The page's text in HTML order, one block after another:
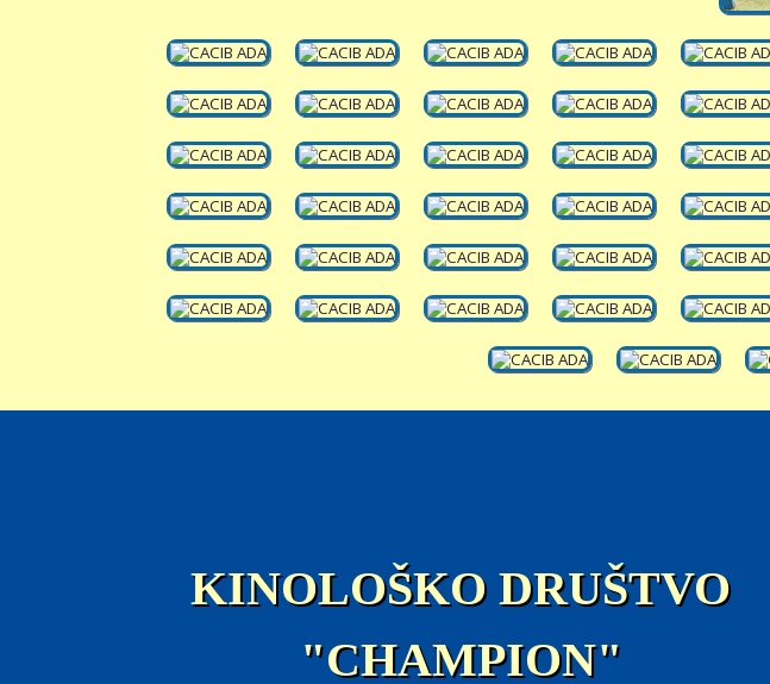
KINOLOŠKO DRUŠTVO
"CHAMPION"